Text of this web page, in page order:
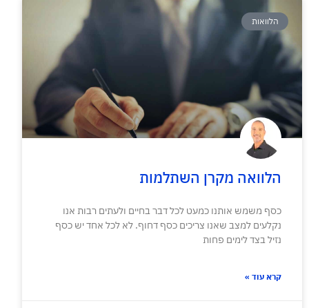
הלוואות
הלוואה מקרן השתלמות
כסף משמש אותנו כמעט לכל דבר בחיים ולעתים רבות אנו
נקלעים למצב שאנו צריכים כסף דחוף. לא לכל אחד יש כסף
נזיל בצד לימים פחות
קרא עוד »